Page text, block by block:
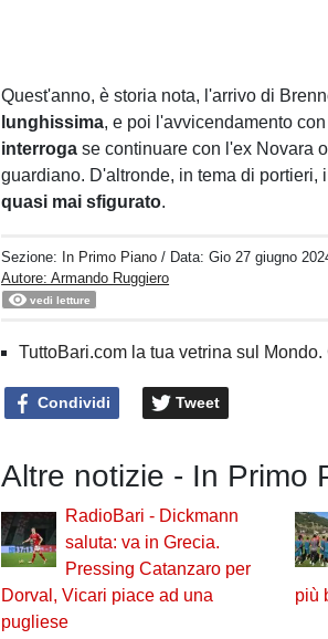
Quest'anno, è storia nota, l'arrivo di
lunghissima, e poi l'avvicendamento
interroga se continuare con l'ex Novara
guardiano. D'altronde, in tema di portieri,
quasi mai sfigurato.
Sezione: In Primo Piano / Data:Gio 27 giugno
Autore: Armando Ruggiero
vedi letture
TuttoBari.com la tua vetrina sul
Condividi Tweet
Altre notizie - In Primo
RadioBari - Dickmann
saluta: va in Grecia.
Pressing Catanzaro per
Dorval, Vicari piace ad una
pugliese
più